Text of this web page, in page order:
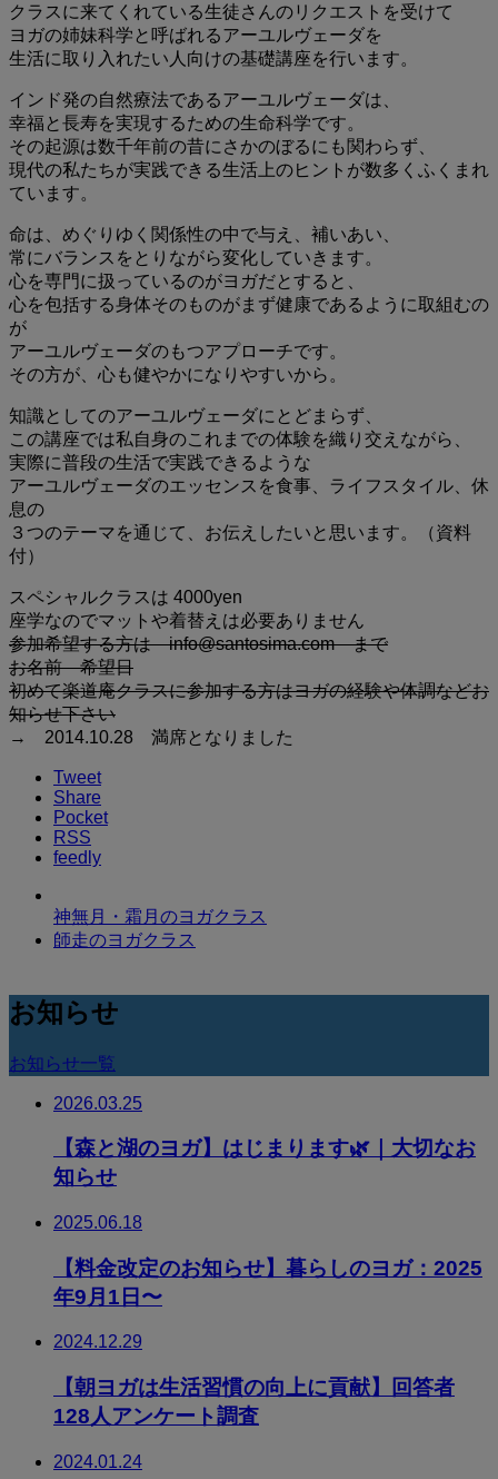
クラスに来てくれている生徒さんのリクエストを受けて
ヨガの姉妹科学と呼ばれるアーユルヴェーダを
生活に取り入れたい人向けの基礎講座を行います。
インド発の自然療法であるアーユルヴェーダは、
幸福と長寿を実現するための生命科学です。
その起源は数千年前の昔にさかのぼるにも関わらず、
現代の私たちが実践できる生活上のヒントが数多くふくまれ
ています。
命は、めぐりゆく関係性の中で与え、補いあい、
常にバランスをとりながら変化していきます。
心を専門に扱っているのがヨガだとすると、
心を包括する身体そのものがまず健康であるように取組むの
が
アーユルヴェーダのもつアプローチです。
その方が、心も健やかになりやすいから。
知識としてのアーユルヴェーダにとどまらず、
この講座では私自身のこれまでの体験を織り交えながら、
実際に普段の生活で実践できるような
アーユルヴェーダのエッセンスを食事、ライフスタイル、休
息の
３つのテーマを通じて、お伝えしたいと思います。（資料
付）
スペシャルクラスは 4000yen
座学なのでマットや着替えは必要ありません
参加希望する方は info@santosima.com まで
お名前 希望日
初めて楽道庵クラスに参加する方はヨガの経験や体調などお
知らせ下さい
→ 2014.10.28 満席となりました
Tweet
Share
Pocket
RSS
feedly
神無月・霜月のヨガクラス
師走のヨガクラス
お知らせ
お知らせ一覧
2026.03.25
【森と湖のヨガ】はじまります🌿｜大切なお
知らせ
2025.06.18
【料金改定のお知らせ】暮らしのヨガ：2025
年9月1日〜
2024.12.29
【朝ヨガは生活習慣の向上に貢献】回答者
128人アンケート調査
2024.01.24